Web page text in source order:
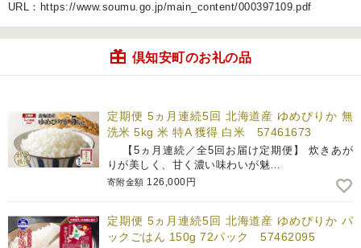
URL：https://www.soumu.go.jp/main_content/000397109.pdf
倶知安町のお礼の品
定期便 5ヵ月連続5回 北海道産 ゆめぴりか 無
洗米 5kg 米 特A 獲得 白米 57461673
【5ヵ月連続／全5回お届け定期便】 炊きあが
りが美しく、甘く濃い味わいが魅…
寄附金額 126,000円
定期便 5ヵ月連続5回 北海道産 ゆめぴりか パ
ックごはん 150g 72パック 57462095